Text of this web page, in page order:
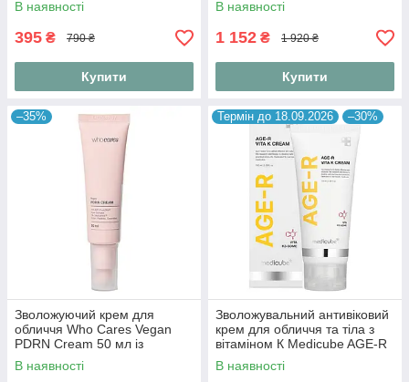
В наявності
395 ₴ 790 ₴
Купити
В наявності
1 152 ₴ 1 920 ₴
Купити
–35%
Зволожуючий крем для
обличчя Who Cares Vegan
PDRN Cream 50 мл із
веганськими
полінуклеотидами
В наявності
Термін до 18.09.2026 –30%
Зволожувальний антивіковий
крем для обличчя та тіла з
вітаміном К Medicube AGE-R
Vita K Cream 100 ml
В наявності